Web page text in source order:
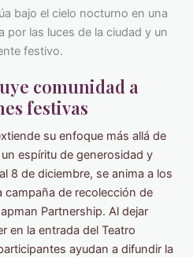
comunidad a
festivas
su enfoque más allá de
espíritu de generosidad y
8 de diciembre, se anima a los
de recolección de
Partnership. Al dejar
en la entrada del Teatro
ayudan a difundir la